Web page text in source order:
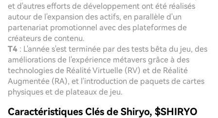
et d'autres efforts de développement ont été réalisés
autour de l'expansion des actifs, en parallèle d'un
partenariat promotionnel avec des plateformes de
créateurs de contenu.
T4 : L'année s'est terminée par des tests bêta du jeu, des
améliorations de l'expérience métavers grâce à des
technologies de Réalité Virtuelle (RV) et de Réalité
Augmentée (RA), et l'introduction de paquets de cartes
physiques et de plateaux de jeu.
Caractéristiques Clés de Shiryo, $SHIRYO